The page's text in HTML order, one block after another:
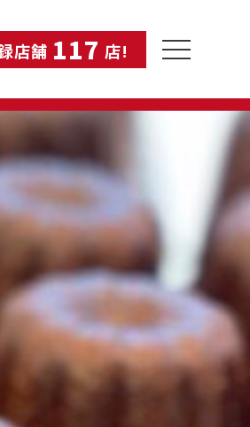
店舗 117 店! toggle
navigation